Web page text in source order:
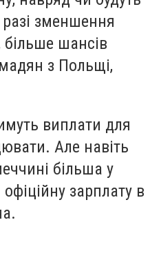
разі зменшення
більше шансів
з Польщі,
виплати для
Але навіть
більша у
зарплату в